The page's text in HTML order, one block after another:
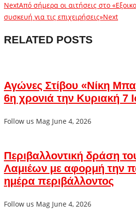
NextΑπό σήμερα οι αιτήσεις στο
συσκευή για τις επιχειρήσεις»Next
RELATED POSTS
Αγώνες Στίβου «Νίκη
6η χρονιά την Κυριακή 7
Follow us Mag June 4, 2026
Περιβαλλοντική δράση
Λαμιέων με αφορμή την
ημέρα περιβάλλοντος
Follow us Mag June 4, 2026